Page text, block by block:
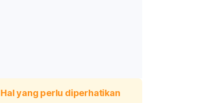
Hal yang perlu diperhatikan